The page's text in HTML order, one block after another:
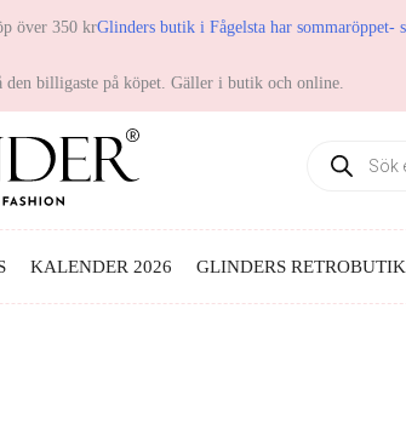
över 350 krGlinders butik i Fågelsta har sommaröppet-
billigaste på köpet. Gäller i butik och online.
KALENDER 2026 GLINDERS RETROBUTIK